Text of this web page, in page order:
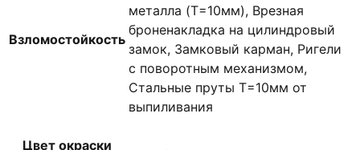
Взломостойкость
металла (T=10мм), Врезная
броненакладка на цилиндровый
замок, Замковый карман, Ригели
с поворотным механизмом,
Стальные пруты T=10мм от
выпиливания
Цвет окраски